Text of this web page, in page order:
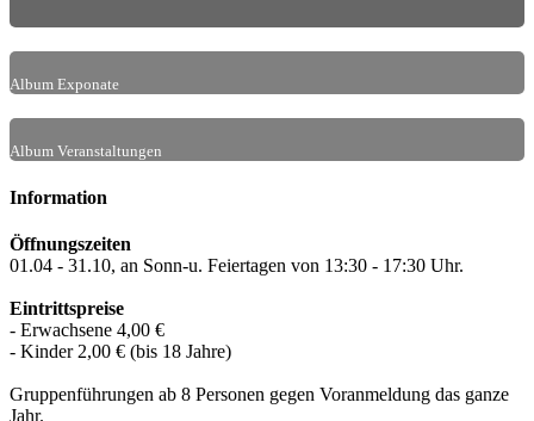
Album Exponate
Album Veranstaltungen
Information
Öffnungszeiten
01.04 - 31.10, an Sonn-u. Feiertagen von 13:30 - 17:30 Uhr.
Eintrittspreise
- Erwachsene 4,00 €
- Kinder 2,00 € (bis 18 Jahre)
Gruppenführungen ab 8 Personen gegen Voranmeldung das ganze
Jahr.